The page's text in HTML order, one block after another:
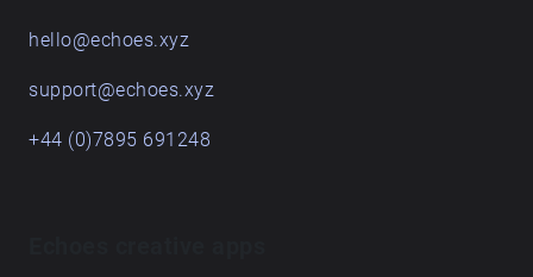
hello@echoes.xyz
support@echoes.xyz
+44 (0)7895 691248